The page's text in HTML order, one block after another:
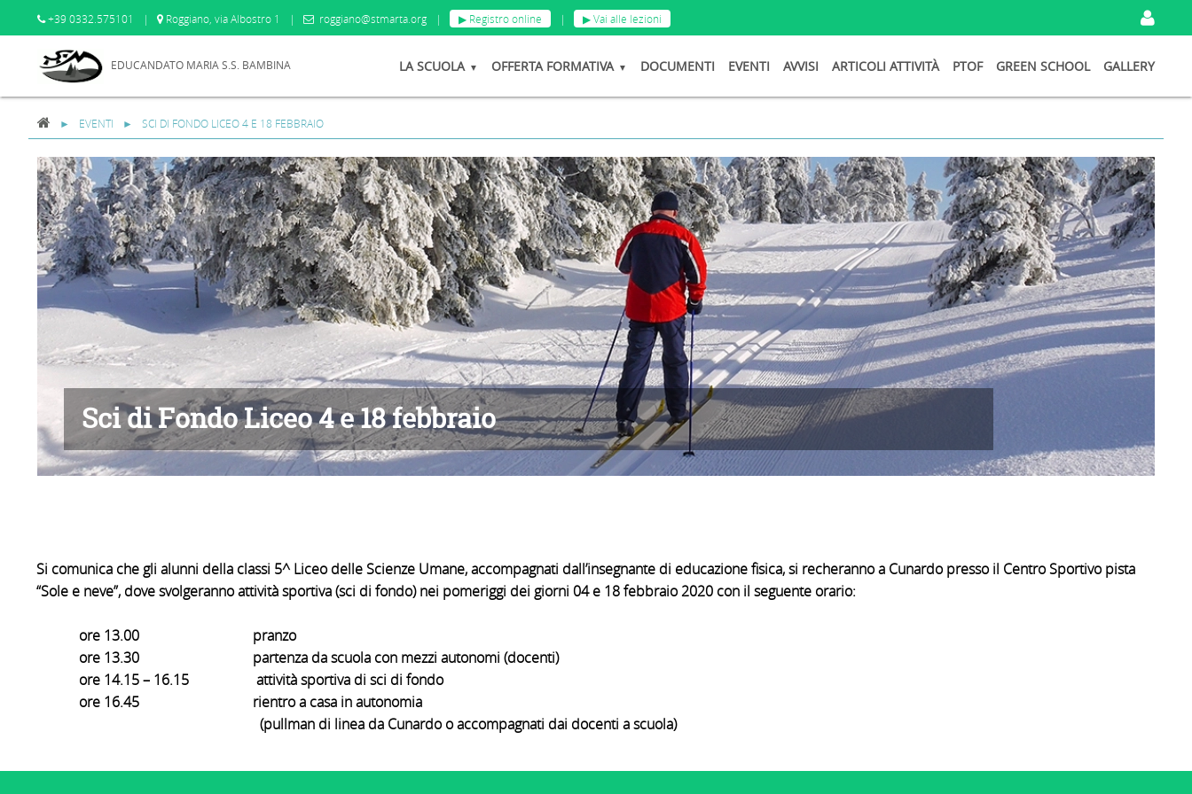
+39 0332.575101 | Roggiano, via Albostro 1 | roggiano@stmarta.org | ▶ Registro online | ▶ Vai alle lezioni
Password
persa?
EDUCANDATO MARIA S.S. BAMBINA LA SCUOLA OFFERTA FORMATIVA DOCUMENTI EVENTI AVVISI ARTICOLI ATTIVITÀ PTOF GREEN SCHOOL GALLERY
EVENTI SCI DI FONDO LICEO 4 E 18 FEBBRAIO
Sci di Fondo Liceo 4 e 18 febbraio
Si comunica che gli alunni della classi 5^ Liceo delle Scienze Umane, accompagnati dall’insegnante di educazione fisica, si recheranno a Cunardo presso il Centro Sportivo pista
“Sole e neve”, dove svolgeranno attività sportiva (sci di fondo) nei pomeriggi dei giorni 04 e 18 febbraio 2020 con il seguente orario:
ore 13.00 pranzo
ore 13.30 partenza da scuola con mezzi autonomi (docenti)
ore 14.15 – 16.15 attività sportiva di sci di fondo
ore 16.45 rientro a casa in autonomia
(pullman di linea da Cunardo o accompagnati dai docenti a scuola)